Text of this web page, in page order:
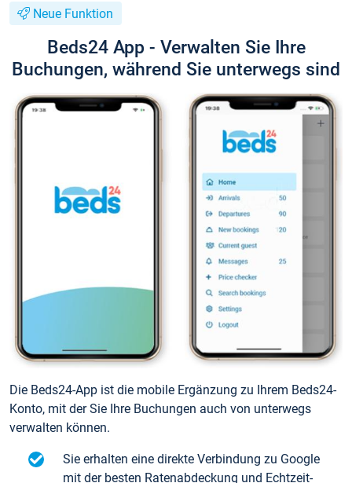
Neue Funktion
Beds24 App - Verwalten Sie Ihre
Buchungen, während Sie unterwegs sind
Die Beds24-App ist die mobile Ergänzung zu Ihrem Beds24-
Konto, mit der Sie Ihre Buchungen auch von unterwegs
verwalten können.
Sie erhalten eine direkte Verbindung zu Google
mit der besten Ratenabdeckung und Echtzeit-